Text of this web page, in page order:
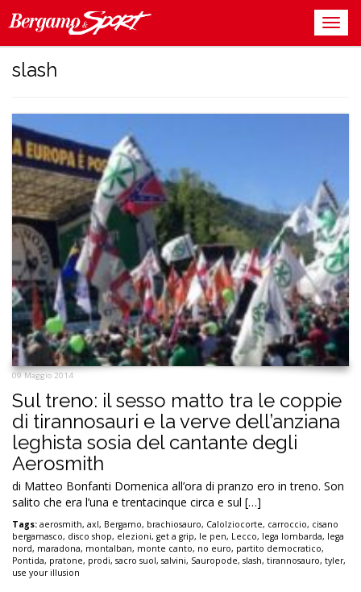
slash
09 Maggio 2014
Sul treno: il sesso matto tra le coppie
di tirannosauri e la verve dell’anziana
leghista sosia del cantante degli
Aerosmith
di Matteo Bonfanti Domenica all’ora di pranzo ero in treno. Son
salito che era l’una e trentacinque circa e sul […]
Tags: aerosmith, axl, Bergamo, brachiosauro, Calolziocorte, carroccio, cisano
bergamasco, disco shop, elezioni, get a grip, le pen, Lecco, lega lombarda, lega
nord, maradona, montalban, monte canto, no euro, partito democratico,
Pontida, pratone, prodi, sacro suol, salvini, Sauropode, slash, tirannosauro, tyler,
use your illusion